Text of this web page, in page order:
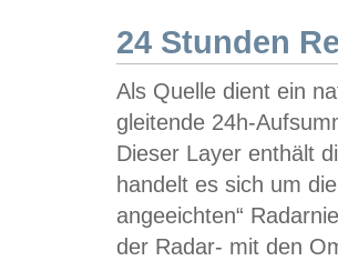
24 Stunden
Als Quelle dient ein
gleitende 24h-
Dieser Layer enthält
handelt es sich um
angeeichten“
der Radar- mit den